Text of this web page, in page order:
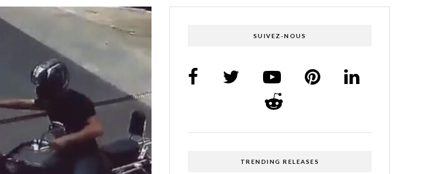
SUIVEZ-NOUS
TRENDING RELEASES